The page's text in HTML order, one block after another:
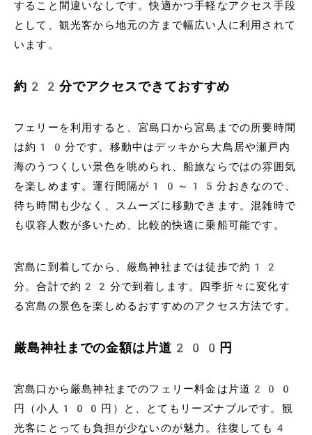
すること間違いなしです。快適かつ手軽なアクセス手段
として、観光客から地元の方まで幅広い人に利用されて
います。
約22分でアクセスできておすすめ
フェリーを利用すると、宮島口から宮島までの所要時間
は約10分です。移動中はデッキから大鳥居や瀬戸内
海のうつくしい景色を眺められ、船旅ならではの雰囲気
を楽しめます。運行間隔が10～15分おきなので、
待ち時間も少なく、スムーズに移動できます。混雑時で
も収容人数が多いため、比較的快適に乗船可能です。
宮島に到着してから、厳島神社までは徒歩で約12
分。合計で約22分で到着します。四季折々に変化す
る宮島の景色を楽しめるおすすめのアクセス方法です。
厳島神社までの金額は片道200円
宮島口から厳島神社までのフェリー料金は片道200
円（小人100円）と、とてもリーズナブルです。観
光客にとっても負担が少ないのが魅力。往復しても4